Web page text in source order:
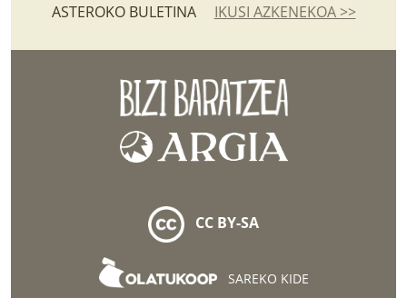
ASTEROKO BULETINA IKUSI AZKENEKOA >>
CC BY-SA
SAREKO KIDE